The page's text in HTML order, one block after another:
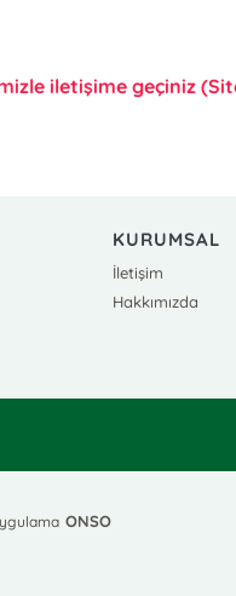
iletişime geçiniz
KURUMSAL
İletişim
Hakkımızda
ONSO